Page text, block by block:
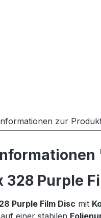
zur
328 Purple
Purple Film Disc mit